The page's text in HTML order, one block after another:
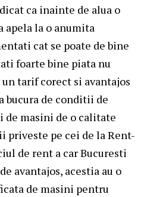
ca inainte de alua o
apela la o anumita
cat se poate de bine
foarte bine piata nu
tarif corect si avantajos
bucura de conditii de
masini de o calitate
priveste pe cei de la Rent-
de rent a car Bucuresti
avantajos, acestia au o
de masini pentru